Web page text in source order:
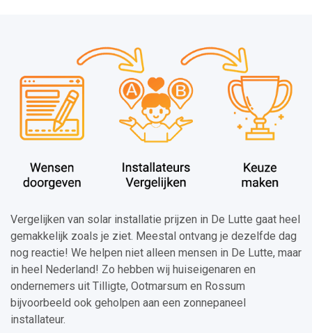
Vergelijken van solar installatie prijzen in De Lutte gaat heel
gemakkelijk zoals je ziet. Meestal ontvang je dezelfde dag
nog reactie! We helpen niet alleen mensen in De Lutte, maar
in heel Nederland! Zo hebben wij huiseigenaren en
ondernemers uit Tilligte, Ootmarsum en Rossum
bijvoorbeeld ook geholpen aan een zonnepaneel
installateur.